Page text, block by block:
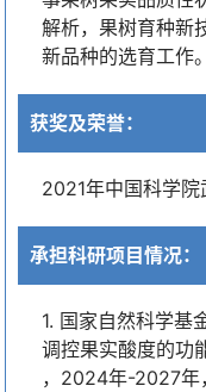
解析，果树育种新
新品种的选育工作。
获奖及荣誉：
2021年中国科学
承担科研项目情况：
1. 国家自然科学基
调控果实酸度的功
，2024年-2027年